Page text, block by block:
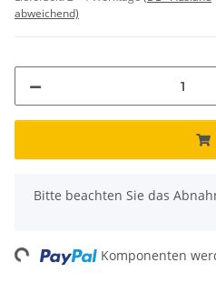
abweichend)
x
Bitte beachten Sie das
Komponenten